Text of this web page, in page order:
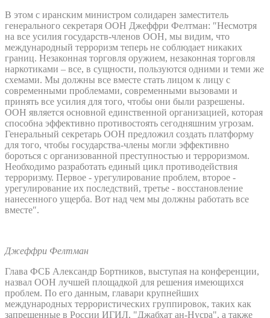
В этом с иранским министром солидарен заместитель
генерального секретаря ООН Джеффри Фелтман: ″Несмотря
на все усилия государств-членов ООН, мы видим, что
международный терроризм теперь не соблюдает никаких
границ. Незаконная торговля оружием, незаконная торговля
наркотиками – все, в сущности, пользуются одними и теми же
схемами. Мы должны все вместе стать лицом к лицу с
современными проблемами, современными вызовами и
принять все усилия для того, чтобы они были разрешены.
ООН является основной единственной организацией, которая
способна эффективно противостоять сегодняшним угрозам.
Генеральный секретарь ООН предложил создать платформу
для того, чтобы государства-члены могли эффективно
бороться с организованной преступностью и терроризмом.
Необходимо разработать единый цикл противодействия
терроризму. Первое - урегулирование проблем, второе -
урегулирование их последствий, третье - восстановление
нанесенного ущерба. Вот над чем мы должны работать все
вместе″.
Джеффри Фелтман
Глава ФСБ Александр Бортников, выступая на конференции,
назвал ООН лучшей площадкой для решения имеющихся
проблем. По его данным, главари крупнейших
международных террористических группировок, таких как
запрещенные в России ИГИЛ, "Джабхат ан-Нусра", а также